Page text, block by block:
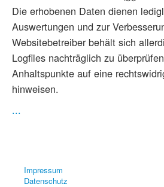
Die erhobenen Daten dienen
Auswertungen und zur
Websitebetreiber behält sich
Logfiles nachträglich zu
Anhaltspunkte auf eine
hinweisen.
...
Impressum
Datenschutz